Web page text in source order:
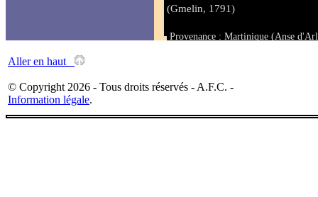
(Gmelin, 1791)
Provenance : Martinique (Anse
Aller en haut
© Copyright 2026 - Tous droits réservés - A.F.C. -
Information légale.